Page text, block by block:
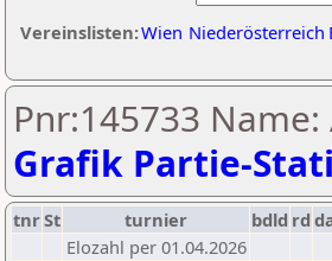
Vereinslisten:Wien Niederösterreich
Pnr:145733
Grafik Partie-
tnrSt turnier bdld rd
Elozahl per 01.04.2026